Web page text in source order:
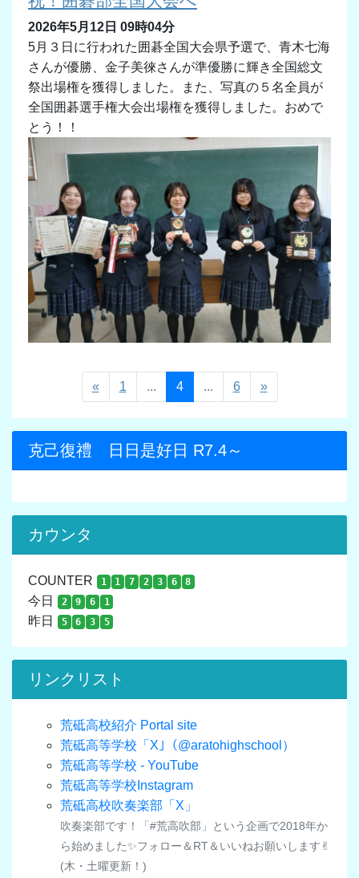
カウンタ
COUNTER 1 1 7 2 3 6 8
今日 2 9 6 1
昨日 5 6 3 5
リンクリスト
荒砥高校紹介 Portal site
荒砥高等学校「X｣（@aratohighschool）
荒砥高等学校 - YouTube
荒砥高等学校Instagram
荒砥高校吹奏楽部「X」
吹奏楽部です！「#荒高吹部」という企画で2018年か
ら始めました✨フォロー＆RT＆いいねお願いします✌︎
(木・土曜更新！)
2026年5月12日 09時04分
5月３日に行われた囲碁全国大会県予選で、青木七海
さんが優勝、金子美徠さんが準優勝に輝き全国総文
祭出場権を獲得しました。また、写真の５名全員が
全国囲碁選手権大会出場権を獲得しました。おめで
とう！！
« 1 ... 4 ... 6 »
克己復禮 日日是好日 R7.4～